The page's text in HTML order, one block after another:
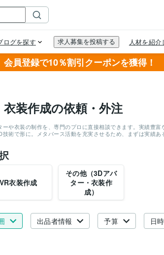
会員登録で10％割引クーポンを獲得！
装作成の依頼・外注
ーや衣装の制作を、専門のプロに直接相談できます。実績豊
術で形に。メタバース活動を充実させるため、まずは実績あ
VR衣装作成
その他（3Dアバ
ター・衣装作
成）
出品者情報 予算 日